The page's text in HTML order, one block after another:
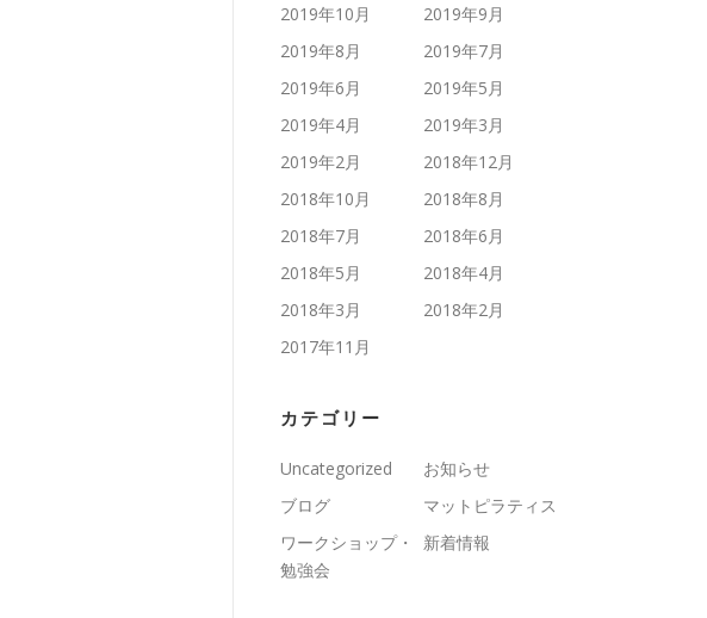
2019年10月
2019年9月
2019年8月
2019年7月
2019年6月
2019年5月
2019年4月
2019年3月
2019年2月
2018年12月
2018年10月
2018年8月
2018年7月
2018年6月
2018年5月
2018年4月
2018年3月
2018年2月
2017年11月
カテゴリー
Uncategorized
お知らせ
ブログ
マットピラティス
ワークショップ・
勉強会
新着情報